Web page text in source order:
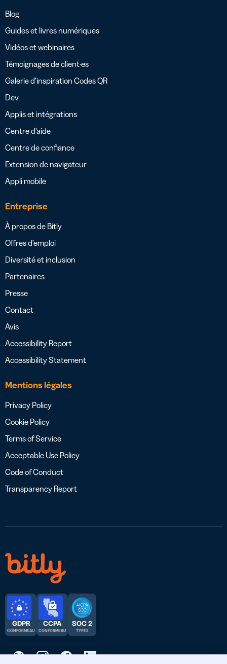
Blog
Guides et livres numériques
Vidéos et webinaires
Témoignages de client·es
Galerie d’inspiration Codes QR
Dev
Applis et intégrations
Centre d’aide
Centre de confiance
Extension de navigateur
Appli mobile
Entreprise
À propos de Bitly
Offres d’emploi
Diversité et inclusion
Partenaires
Presse
Contact
Avis
Accessibility Report
Accessibility Statement
Mentions légales
Privacy Policy
Cookie Policy
Terms of Service
Acceptable Use Policy
Code of Conduct
Transparency Report
GDPR
CONFORME AU
CCPA
CONFORME AU
SOC 2
TYPE 2